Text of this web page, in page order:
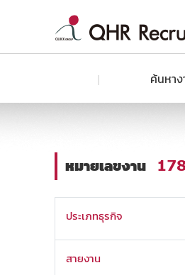
ค้นหาง
หมายเลขงาน
ประเภทธุรกิจ
สายงาน